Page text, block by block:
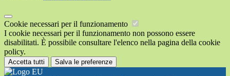
Cookie necessari per il funzionamento
I cookie necessari per il funzionamento non possono essere
disabilitati. È possibile consultare l'elenco nella pagina della cookie
policy.
Accetta tutti Salva le preferenze